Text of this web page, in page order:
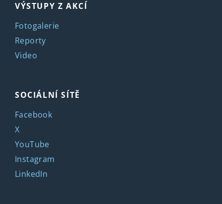
VÝSTUPY Z AKCÍ
Fotogalerie
Reporty
Video
SOCIÁLNÍ SÍTĚ
Facebook
X
YouTube
Instagram
LinkedIn